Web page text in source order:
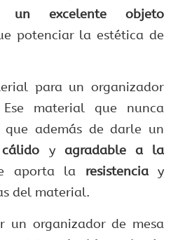
un excelente objeto
potenciar la estética de
para un organizador
material que nunca
que además de darle un
cálido y agradable a la
aporta la resistenciay
del material.
un organizador de mesa